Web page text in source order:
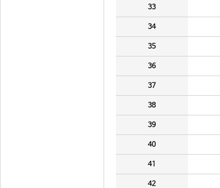
33
34
35
36
37
38
39
40
41
42